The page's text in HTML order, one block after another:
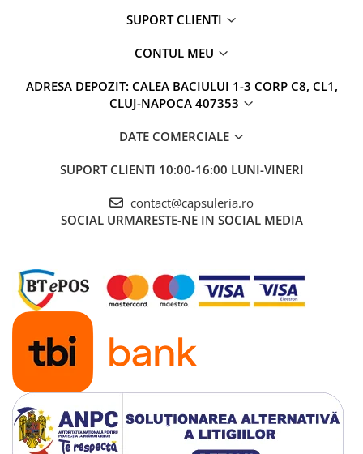
SUPORT CLIENTI
CONTUL MEU
ADRESA DEPOZIT: CALEA BACIULUI 1-3 CORP C8, CL1,
CLUJ-NAPOCA 407353
DATE COMERCIALE
SUPORT CLIENTI 10:00-16:00 LUNI-VINERI
contact@capsuleria.ro
SOCIAL URMARESTE-NE IN SOCIAL MEDIA